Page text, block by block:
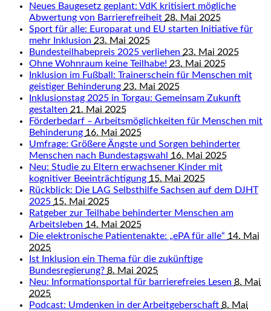
Neues Baugesetz geplant: VdK kritisiert mögliche
Abwertung von Barrierefreiheit 28. Mai 2025
Sport für alle: Europarat und EU starten Initiative für
mehr Inklusion 23. Mai 2025
Bundesteilhabepreis 2025 verliehen 23. Mai 2025
Ohne Wohnraum keine Teilhabe! 23. Mai 2025
Inklusion im Fußball: Trainerschein für Menschen mit
geistiger Behinderung 23. Mai 2025
Inklusionstag 2025 in Torgau: Gemeinsam Zukunft
gestalten 21. Mai 2025
Förderbedarf – Arbeitsmöglichkeiten für Menschen mit
Behinderung 16. Mai 2025
Umfrage: Größere Ängste und Sorgen behinderter
Menschen nach Bundestagswahl 16. Mai 2025
Neu: Studie zu Eltern erwachsener Kinder mit
kognitiver Beeinträchtigung 15. Mai 2025
Rückblick: Die LAG Selbsthilfe Sachsen auf dem DJHT
2025 15. Mai 2025
Ratgeber zur Teilhabe behinderter Menschen am
Arbeitsleben 14. Mai 2025
Die elektronische Patientenakte: „ePA für alle“ 14. Mai
2025
Ist Inklusion ein Thema für die zukünftige
Bundesregierung? 8. Mai 2025
Neu: Informationsportal für barrierefreies Lesen 8. Mai
2025
Podcast: Umdenken in der Arbeitgeberschaft 8. Mai